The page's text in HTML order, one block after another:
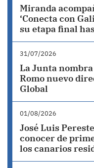
Miranda
‘Conecta con
su etapa final
31/07/2026
La Junta
Romo nuevo
Global
01/08/2026
José Luis
conocer de
los canarios